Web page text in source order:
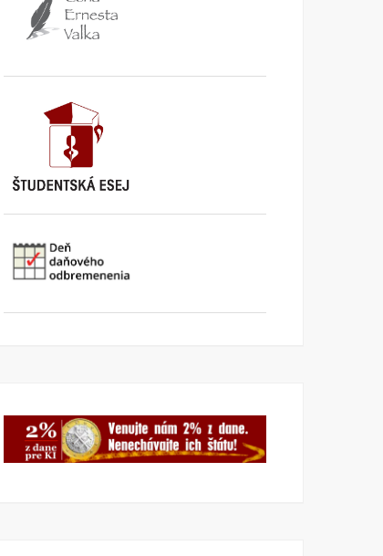
Konzervatívne listy
KONZERVATÍVNE LISTY
1.
KONZERVATÍVNE LISTY